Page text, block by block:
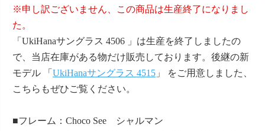
※申し訳ございません、この商品は生産終了になりまし
た。
「UkiHanaサングラス 4506 」は生産を終了しましたの
で、当店在庫がある物だけ販売しております。後継の新
モデル 「 UkiHanaサングラス 4515 」 をご用意しました、
こちらもぜひご覧ください。
■フレーム：Choco See シャルマン